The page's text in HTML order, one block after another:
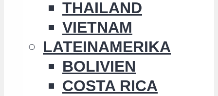
THAILAND
VIETNAM
LATEINAMERIKA
BOLIVIEN
COSTA RICA